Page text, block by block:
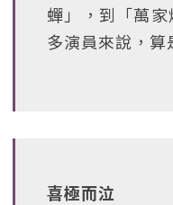
蟬」，到「萬
多演員來說，算
喜極而泣